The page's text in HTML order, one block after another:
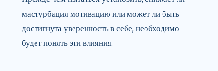
мастурбация мотивацию или может ли быть
достигнута уверенность в себе, необходимо
будет понять эти влияния.